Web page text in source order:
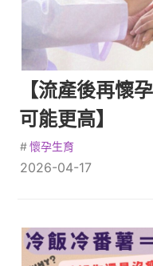
【流產後再
可能更高】
# 懷孕生育
2026-04-17